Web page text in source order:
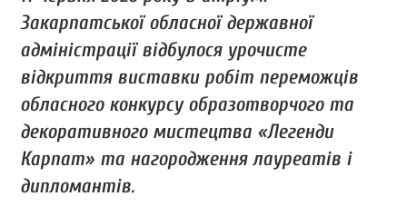
Закарпатської обласної державної
адміністрації відбулося урочисте
відкриття виставки робіт переможців
обласного конкурсу образотворчого та
декоративного мистецтва «Легенди
Карпат» та нагородження лауреатів і
дипломантів.